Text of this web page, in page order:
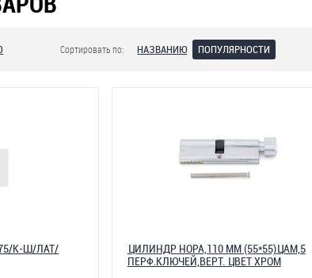
Сортировать по: НАЗВАНИЮ ПОПУЛЯРНОСТИ
К-Ш/ЛАТ/
ЦИЛИНДР НОРА,110 ММ (55*55)ЦАМ,5
ПЕРФ.КЛЮЧЕЙ,ВЕРТ. ЦВЕТ ХРОМ